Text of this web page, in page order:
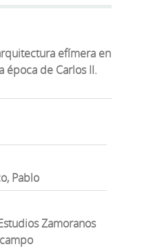
Pablo
Zamoranos